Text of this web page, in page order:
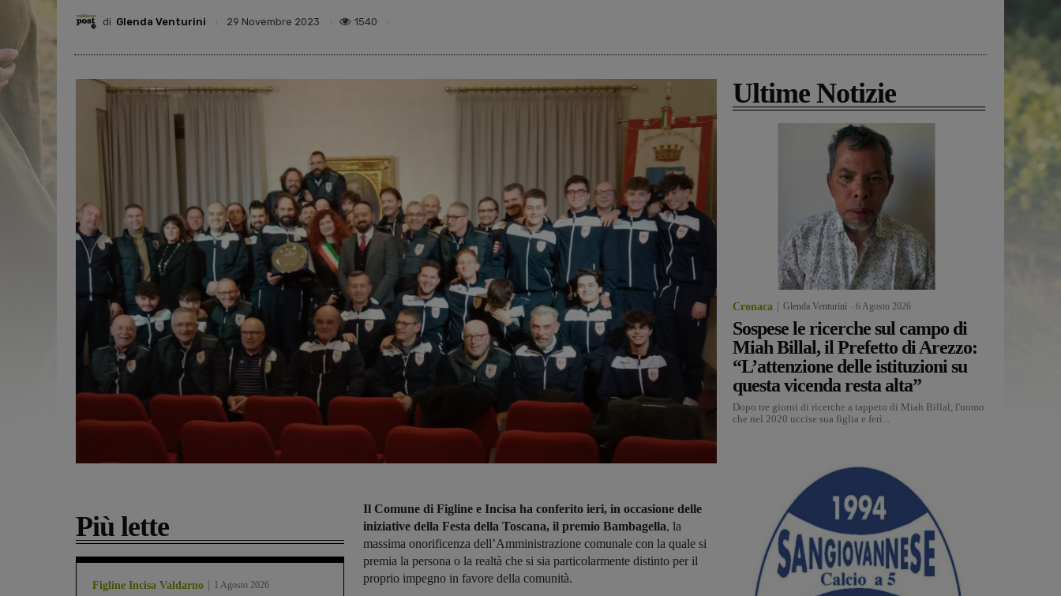
di Glenda Venturini 29 Novembre 2023 1540
Più lette
Figline Incisa Valdarno 1 Agosto 2026
Il Comune di Figline e Incisa ha conferito ieri, in occasione delle
iniziative della Festa della Toscana, il premio Bambagella, la
massima onorificenza dell’Amministrazione comunale con la quale si
premia la persona o la realtà che si sia particolarmente distinto per il
proprio impegno in favore della comunità.
Ultime Notizie
Cronaca Glenda Venturini 6 Agosto 2026
Sospese le ricerche sul campo di
Miah Billal, il Prefetto di Arezzo:
“L’attenzione delle istituzioni su
questa vicenda resta alta”
Dopo tre giorni di ricerche a tappeto di Miah Billal, l'uomo
che nel 2020 uccise sua figlia e ferì...